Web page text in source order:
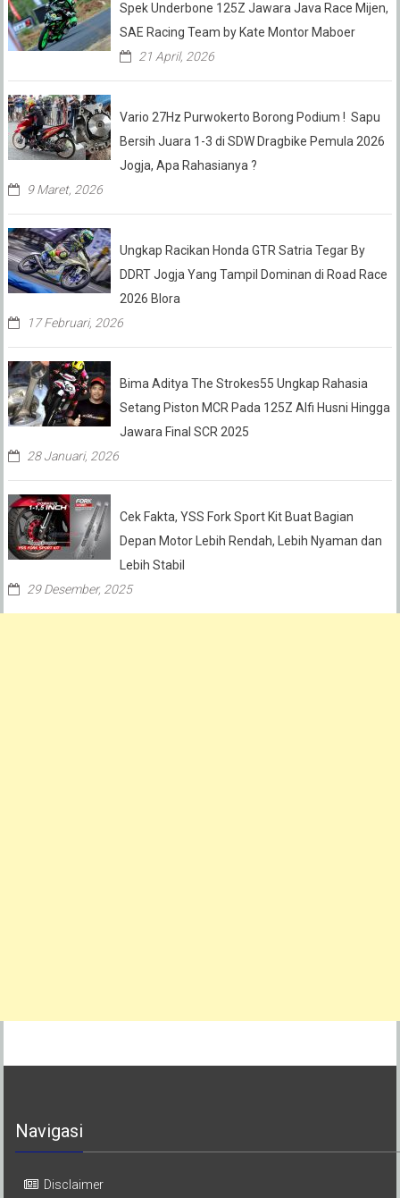
Spek Underbone 125Z Jawara Java Race Mijen,
SAE Racing Team by Kate Montor Maboer
21 April, 2026
Vario 27Hz Purwokerto Borong Podium ! Sapu
Bersih Juara 1-3 di SDW Dragbike Pemula 2026
Jogja, Apa Rahasianya ?
9 Maret, 2026
Ungkap Racikan Honda GTR Satria Tegar By
DDRT Jogja Yang Tampil Dominan di Road Race
2026 Blora
17 Februari, 2026
Bima Aditya The Strokes55 Ungkap Rahasia
Setang Piston MCR Pada 125Z Alfi Husni Hingga
Jawara Final SCR 2025
28 Januari, 2026
Cek Fakta, YSS Fork Sport Kit Buat Bagian
Depan Motor Lebih Rendah, Lebih Nyaman dan
Lebih Stabil
29 Desember, 2025
Navigasi
Disclaimer